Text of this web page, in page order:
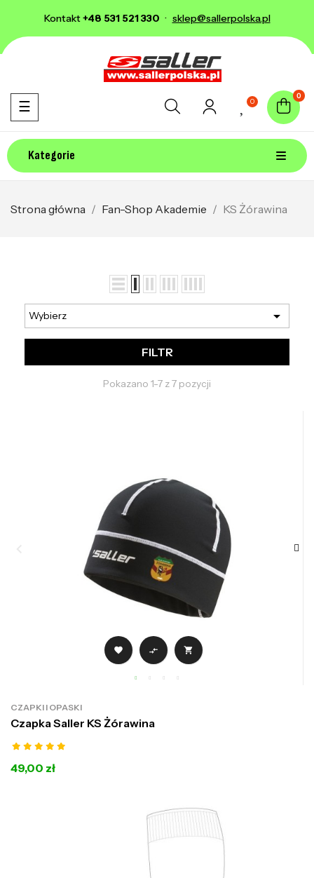
Kontakt+48 531 521 330 · sklep@sallerpolska.pl
0
0
Kategorie
Toggle navigation
☰
Strona główna Fan-Shop Akademie KS Żórawina
Wybierz 
FILTR
Pokazano 1-7 z 7 pozycji
  
CZAPKI I OPASKI
Czapka Saller KS Żórawina
49,00 zł